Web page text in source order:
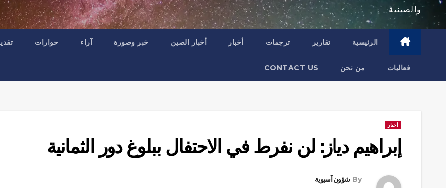
والصينية
الرئيسية تقارير ترجمات أخبار أخبار الصين خبر وصورة آراء حوارات
فعاليات من نحن CONTACT US
أخبار
إبراهيم دياز: لن نفرط في الاحتفال ببلوغ دور الثمانية
By شؤون آسيوية